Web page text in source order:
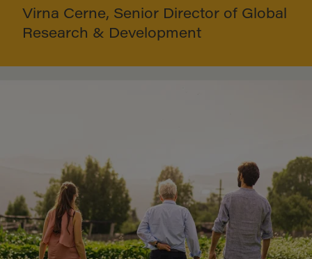
Virna Cerne, Senior Director of Global
Research & Development